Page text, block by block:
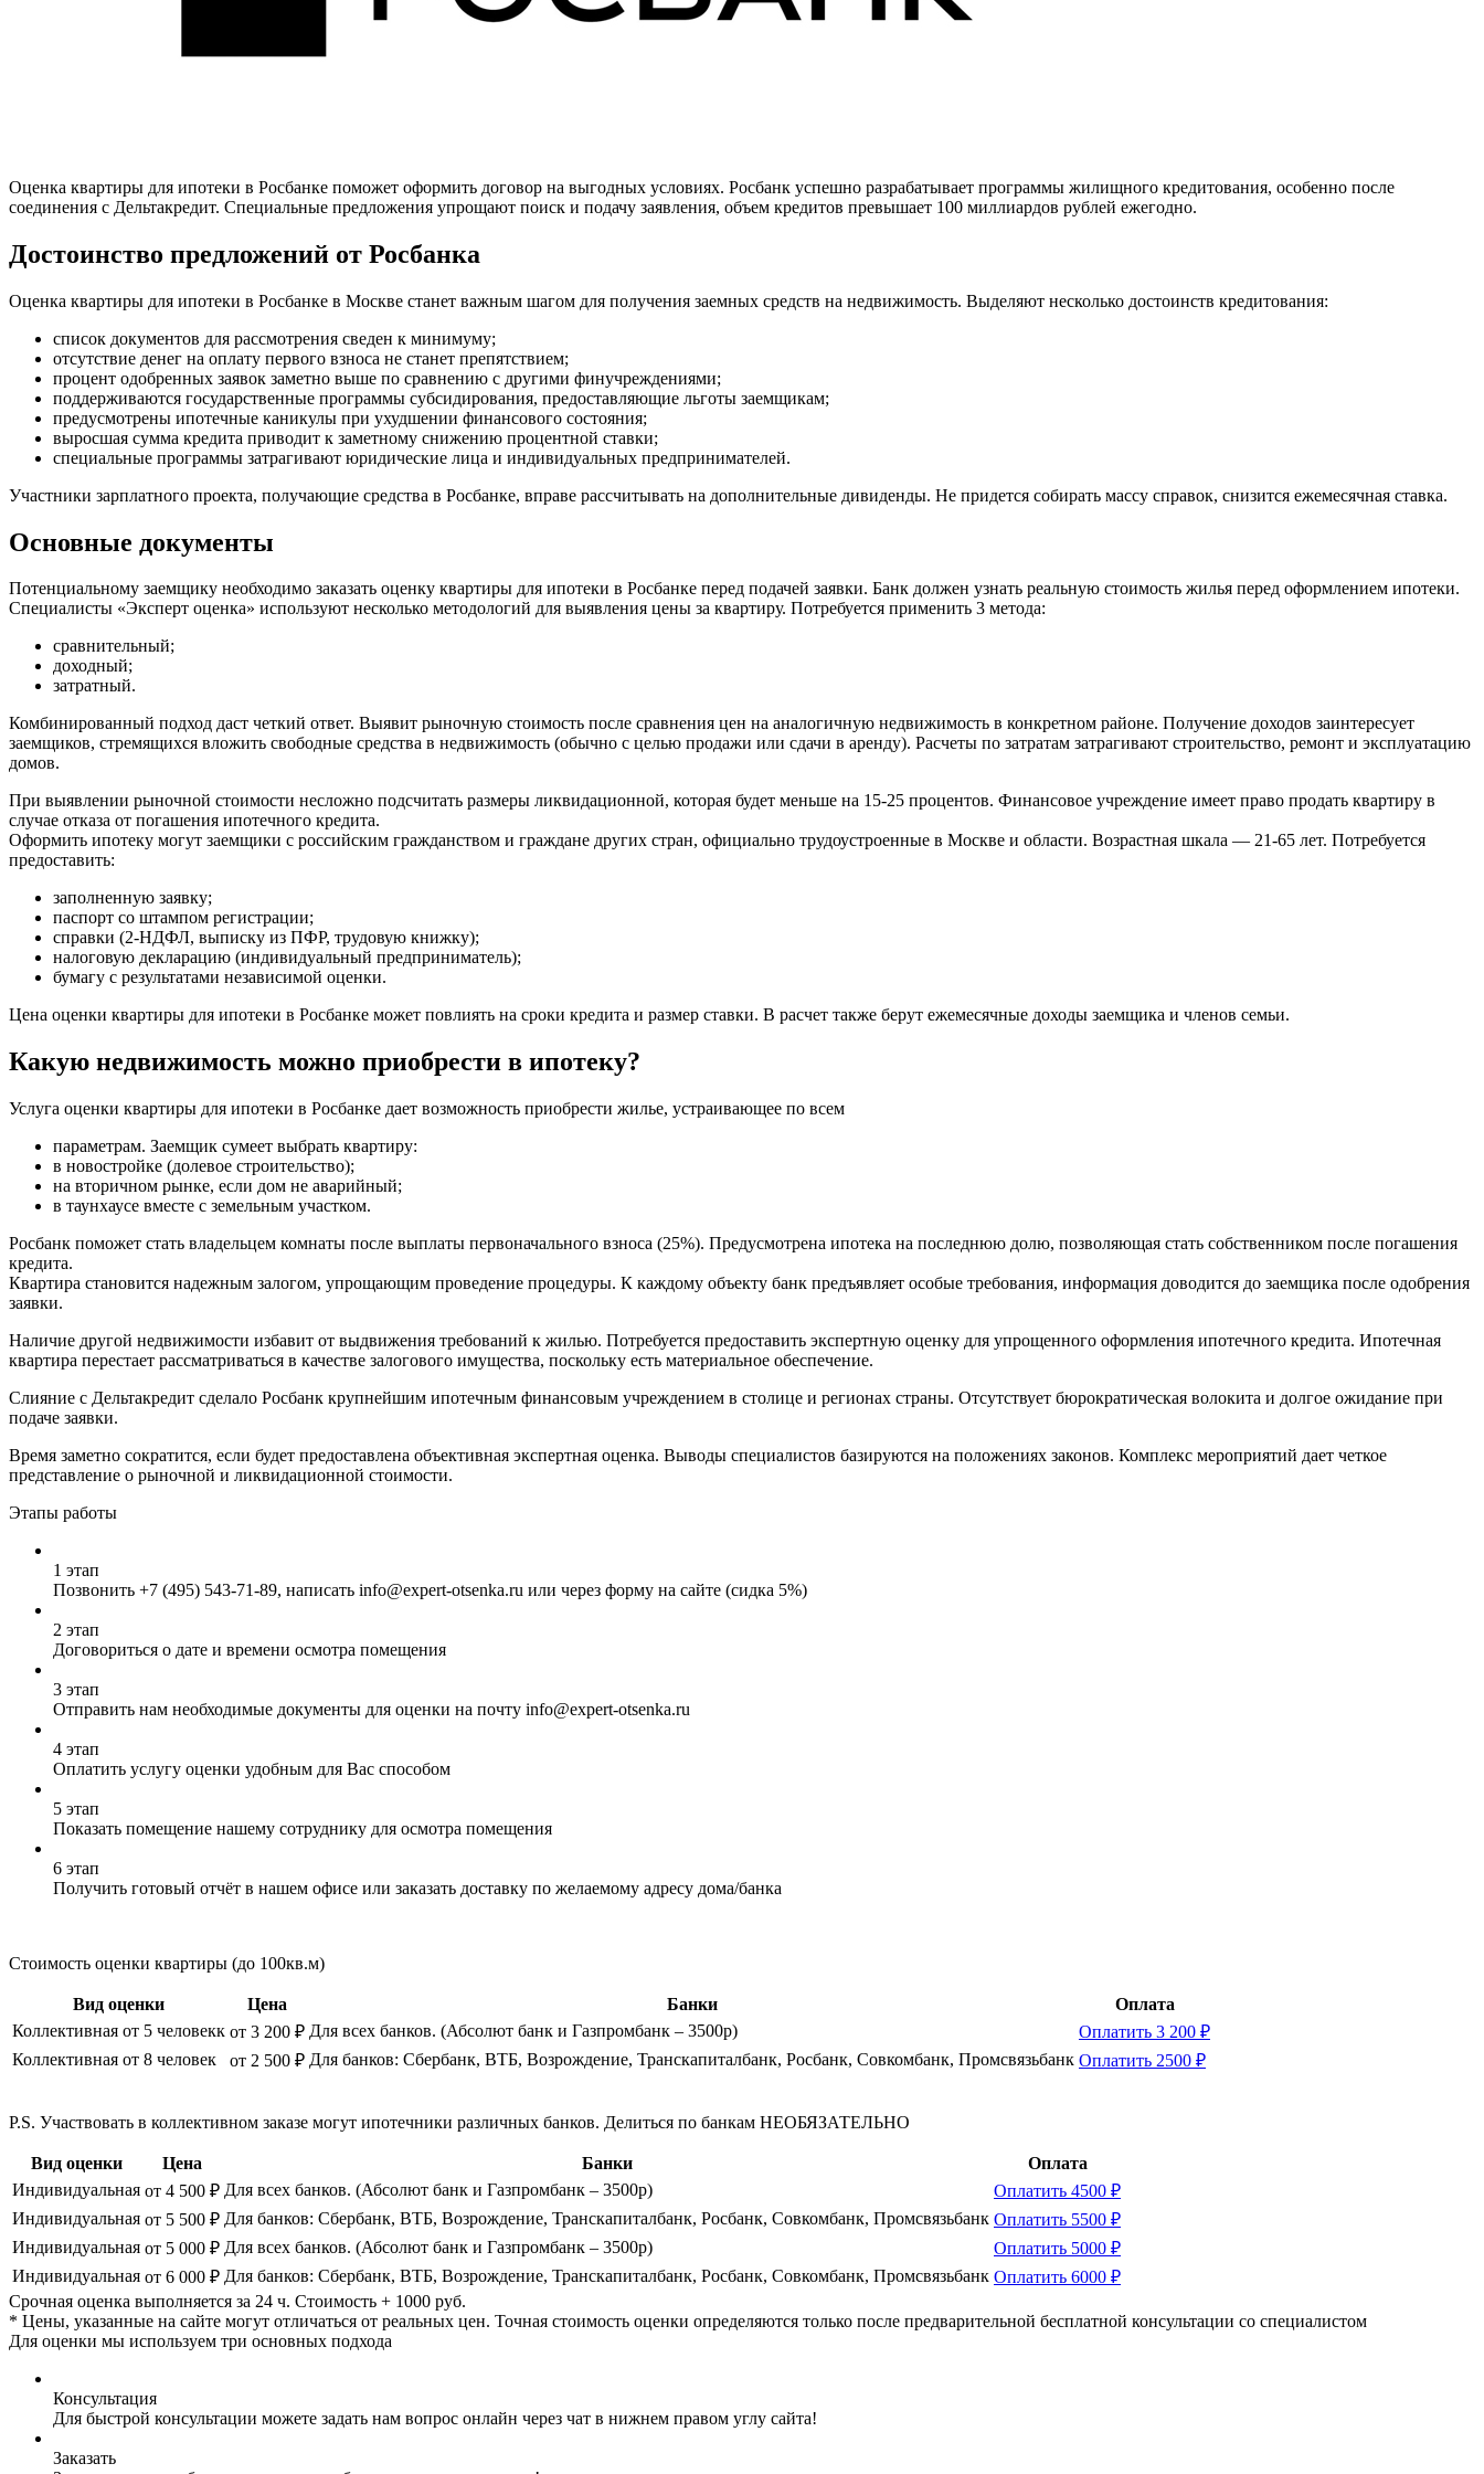
Оценка квартиры для ипотеки в Росбанке поможет оформить договор на выгодных условиях. Росбанк успешно разрабатывает программы жилищного кредитования, особенно после
соединения с Дельтакредит. Специальные предложения упрощают поиск и подачу заявления, объем кредитов превышает 100 миллиардов рублей ежегодно.
Достоинство предложений от Росбанка
Оценка квартиры для ипотеки в Росбанке в Москве станет важным шагом для получения заемных средств на недвижимость. Выделяют несколько достоинств кредитования:
список документов для рассмотрения сведен к минимуму;
отсутствие денег на оплату первого взноса не станет препятствием;
процент одобренных заявок заметно выше по сравнению с другими финучреждениями;
поддерживаются государственные программы субсидирования, предоставляющие льготы заемщикам;
предусмотрены ипотечные каникулы при ухудшении финансового состояния;
выросшая сумма кредита приводит к заметному снижению процентной ставки;
специальные программы затрагивают юридические лица и индивидуальных предпринимателей.
Участники зарплатного проекта, получающие средства в Росбанке, вправе рассчитывать на дополнительные дивиденды. Не придется собирать массу справок, снизится ежемесячная ставка.
Основные документы
Потенциальному заемщику необходимо заказать оценку квартиры для ипотеки в Росбанке перед подачей заявки. Банк должен узнать реальную стоимость жилья перед оформлением ипотеки.
Специалисты «Эксперт оценка» используют несколько методологий для выявления цены за квартиру. Потребуется применить 3 метода:
сравнительный;
доходный;
затратный.
Комбинированный подход даст четкий ответ. Выявит рыночную стоимость после сравнения цен на аналогичную недвижимость в конкретном районе. Получение доходов заинтересует
заемщиков, стремящихся вложить свободные средства в недвижимость (обычно с целью продажи или сдачи в аренду). Расчеты по затратам затрагивают строительство, ремонт и эксплуатацию
домов.
При выявлении рыночной стоимости несложно подсчитать размеры ликвидационной, которая будет меньше на 15-25 процентов. Финансовое учреждение имеет право продать квартиру в
случае отказа от погашения ипотечного кредита.
Оформить ипотеку могут заемщики с российским гражданством и граждане других стран, официально трудоустроенные в Москве и области. Возрастная шкала — 21-65 лет. Потребуется
предоставить:
заполненную заявку;
паспорт со штампом регистрации;
справки (2-НДФЛ, выписку из ПФР, трудовую книжку);
налоговую декларацию (индивидуальный предприниматель);
бумагу с результатами независимой оценки.
Цена оценки квартиры для ипотеки в Росбанке может повлиять на сроки кредита и размер ставки. В расчет также берут ежемесячные доходы заемщика и членов семьи.
Какую недвижимость можно приобрести в ипотеку?
Услуга оценки квартиры для ипотеки в Росбанке дает возможность приобрести жилье, устраивающее по всем
параметрам. Заемщик сумеет выбрать квартиру:
в новостройке (долевое строительство);
на вторичном рынке, если дом не аварийный;
в таунхаусе вместе с земельным участком.
Росбанк поможет стать владельцем комнаты после выплаты первоначального взноса (25%). Предусмотрена ипотека на последнюю долю, позволяющая стать собственником после погашения
кредита.
Квартира становится надежным залогом, упрощающим проведение процедуры. К каждому объекту банк предъявляет особые требования, информация доводится до заемщика после одобрения
заявки.
Наличие другой недвижимости избавит от выдвижения требований к жилью. Потребуется предоставить экспертную оценку для упрощенного оформления ипотечного кредита. Ипотечная
квартира перестает рассматриваться в качестве залогового имущества, поскольку есть материальное обеспечение.
Слияние с Дельтакредит сделало Росбанк крупнейшим ипотечным финансовым учреждением в столице и регионах страны. Отсутствует бюрократическая волокита и долгое ожидание при
подаче заявки.
Время заметно сократится, если будет предоставлена объективная экспертная оценка. Выводы специалистов базируются на положениях законов. Комплекс мероприятий дает четкое
представление о рыночной и ликвидационной стоимости.
Этапы работы
1 этап
Позвонить +7 (495) 543-71-89, написать info@expert-otsenka.ru или через форму на сайте (сидка 5%)
2 этап
Договориться о дате и времени осмотра помещения
3 этап
Отправить нам необходимые документы для оценки на почту info@expert-otsenka.ru
4 этап
Оплатить услугу оценки удобным для Вас способом
5 этап
Показать помещение нашему сотруднику для осмотра помещения
6 этап
Получить готовый отчёт в нашем офисе или заказать доставку по желаемому адресу дома/банка
Стоимость оценки квартиры (до 100кв.м)
Вид оценки Цена Банки
Оплата
Коллективная от 5 человекк от 3 200 ₽ Для всех банков. (Абсолют банк и Газпромбанк – 3500р)
Оплатить 3 200 ₽
Коллективная от 8 человек
от 2 500 ₽ Для банков: Сбербанк, ВТБ, Возрождение, Транскапиталбанк, Росбанк, Совкомбанк, Промсвязьбанк Оплатить 2500 ₽
P.S. Участвовать в коллективном заказе могут ипотечники различных банков. Делиться по банкам НЕОБЯЗАТЕЛЬНО
Вид оценки Цена Банки
Оплата
Индивидуальная от 4 500 ₽ Для всех банков. (Абсолют банк и Газпромбанк – 3500р)
Оплатить 4500 ₽
Индивидуальная от 5 500 ₽ Для банков: Сбербанк, ВТБ, Возрождение, Транскапиталбанк, Росбанк, Совкомбанк, Промсвязьбанк Оплатить 5500 ₽
Индивидуальная от 5 000 ₽ Для всех банков. (Абсолют банк и Газпромбанк – 3500р)
Оплатить 5000 ₽
Индивидуальная от 6 000 ₽ Для банков: Сбербанк, ВТБ, Возрождение, Транскапиталбанк, Росбанк, Совкомбанк, Промсвязьбанк Оплатить 6000 ₽
Срочная оценка выполняется за 24 ч. Стоимость + 1000 руб.
* Цены, указанные на сайте могут отличаться от реальных цен. Точная стоимость оценки определяются только после предварительной бесплатной консультации со специалистом
Для оценки мы используем три основных подхода
Консультация
Для быстрой консультации можете задать нам вопрос онлайн через чат в нижнем правом углу сайта!
Заказать